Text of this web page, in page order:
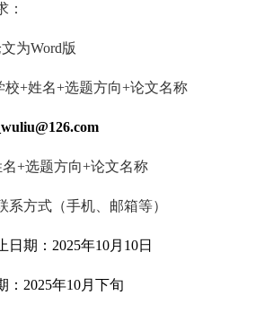
：
为Word版
校+姓名+选题方向+论文名称
名+选题方向+论文名称
系方式（手机、邮箱等）
日期： 2025年10月10日
： 2025年10月下旬